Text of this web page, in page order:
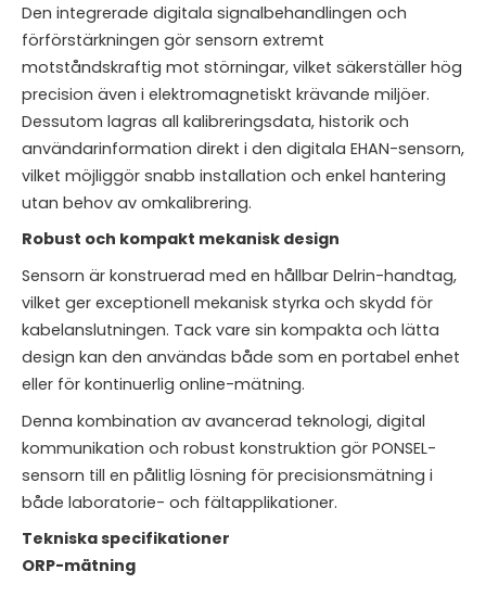
Den integrerade digitala signalbehandlingen och
förförstärkningen gör sensorn extremt
motståndskraftig mot störningar, vilket säkerställer hög
precision även i elektromagnetiskt krävande miljöer.
Dessutom lagras all kalibreringsdata, historik och
användarinformation direkt i den digitala EHAN-sensorn,
vilket möjliggör snabb installation och enkel hantering
utan behov av omkalibrering.
Robust och kompakt mekanisk design
Sensorn är konstruerad med en hållbar Delrin-handtag,
vilket ger exceptionell mekanisk styrka och skydd för
kabelanslutningen. Tack vare sin kompakta och lätta
design kan den användas både som en portabel enhet
eller för kontinuerlig online-mätning.
Denna kombination av avancerad teknologi, digital
kommunikation och robust konstruktion gör PONSEL-
sensorn till en pålitlig lösning för precisionsmätning i
både laboratorie- och fältapplikationer.
Tekniska specifikationer
ORP-mätning